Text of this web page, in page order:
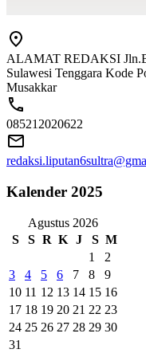
ALAMAT REDAKSI
Sulawesi Tenggara Kode
Musakkar
085212020622
Kalender 2025
Agustus 2026
S
S R K J S M
1
2
3
4 5 6 7 8
9
10 11 12 13 14 15 16
17 18 19 20 21 22 23
24 25 26 27 28 29 30
31